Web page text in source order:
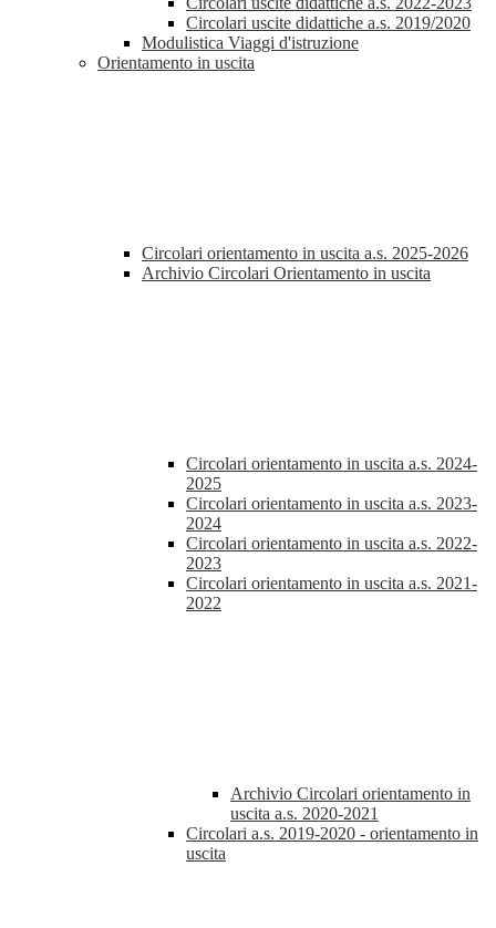
Circolari uscite didattiche a.s. 2019/2020
Modulistica Viaggi d'istruzione
Orientamento in uscita
Circolari orientamento in uscita a.s. 2025-2026
Archivio Circolari Orientamento in uscita
Circolari orientamento in uscita a.s. 2024-
2025
Circolari orientamento in uscita a.s. 2023-
2024
Circolari orientamento in uscita a.s. 2022-
2023
Circolari orientamento in uscita a.s. 2021-
2022
Archivio Circolari orientamento in
uscita a.s. 2020-2021
Circolari a.s. 2019-2020 - orientamento in
uscita